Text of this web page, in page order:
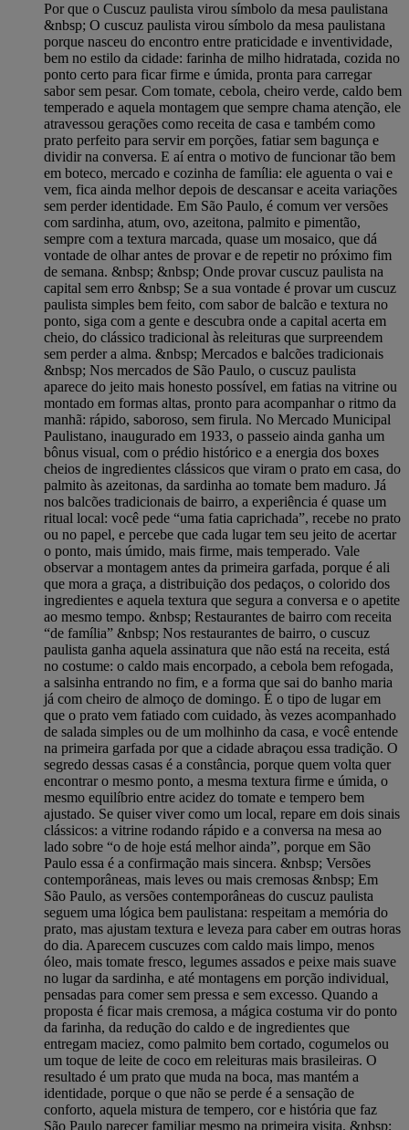
Por que o Cuscuz paulista virou símbolo da mesa paulistana
&nbsp; O cuscuz paulista virou símbolo da mesa paulistana
porque nasceu do encontro entre praticidade e inventividade,
bem no estilo da cidade: farinha de milho hidratada, cozida no
ponto certo para ficar firme e úmida, pronta para carregar
sabor sem pesar. Com tomate, cebola, cheiro verde, caldo bem
temperado e aquela montagem que sempre chama atenção, ele
atravessou gerações como receita de casa e também como
prato perfeito para servir em porções, fatiar sem bagunça e
dividir na conversa. E aí entra o motivo de funcionar tão bem
em boteco, mercado e cozinha de família: ele aguenta o vai e
vem, fica ainda melhor depois de descansar e aceita variações
sem perder identidade. Em São Paulo, é comum ver versões
com sardinha, atum, ovo, azeitona, palmito e pimentão,
sempre com a textura marcada, quase um mosaico, que dá
vontade de olhar antes de provar e de repetir no próximo fim
de semana. &nbsp; &nbsp; Onde provar cuscuz paulista na
capital sem erro &nbsp; Se a sua vontade é provar um cuscuz
paulista simples bem feito, com sabor de balcão e textura no
ponto, siga com a gente e descubra onde a capital acerta em
cheio, do clássico tradicional às releituras que surpreendem
sem perder a alma. &nbsp; Mercados e balcões tradicionais
&nbsp; Nos mercados de São Paulo, o cuscuz paulista
aparece do jeito mais honesto possível, em fatias na vitrine ou
montado em formas altas, pronto para acompanhar o ritmo da
manhã: rápido, saboroso, sem firula. No Mercado Municipal
Paulistano, inaugurado em 1933, o passeio ainda ganha um
bônus visual, com o prédio histórico e a energia dos boxes
cheios de ingredientes clássicos que viram o prato em casa, do
palmito às azeitonas, da sardinha ao tomate bem maduro. Já
nos balcões tradicionais de bairro, a experiência é quase um
ritual local: você pede “uma fatia caprichada”, recebe no prato
ou no papel, e percebe que cada lugar tem seu jeito de acertar
o ponto, mais úmido, mais firme, mais temperado. Vale
observar a montagem antes da primeira garfada, porque é ali
que mora a graça, a distribuição dos pedaços, o colorido dos
ingredientes e aquela textura que segura a conversa e o apetite
ao mesmo tempo. &nbsp; Restaurantes de bairro com receita
“de família” &nbsp; Nos restaurantes de bairro, o cuscuz
paulista ganha aquela assinatura que não está na receita, está
no costume: o caldo mais encorpado, a cebola bem refogada,
a salsinha entrando no fim, e a forma que sai do banho maria
já com cheiro de almoço de domingo. É o tipo de lugar em
que o prato vem fatiado com cuidado, às vezes acompanhado
de salada simples ou de um molhinho da casa, e você entende
na primeira garfada por que a cidade abraçou essa tradição. O
segredo dessas casas é a constância, porque quem volta quer
encontrar o mesmo ponto, a mesma textura firme e úmida, o
mesmo equilíbrio entre acidez do tomate e tempero bem
ajustado. Se quiser viver como um local, repare em dois sinais
clássicos: a vitrine rodando rápido e a conversa na mesa ao
lado sobre “o de hoje está melhor ainda”, porque em São
Paulo essa é a confirmação mais sincera. &nbsp; Versões
contemporâneas, mais leves ou mais cremosas &nbsp; Em
São Paulo, as versões contemporâneas do cuscuz paulista
seguem uma lógica bem paulistana: respeitam a memória do
prato, mas ajustam textura e leveza para caber em outras horas
do dia. Aparecem cuscuzes com caldo mais limpo, menos
óleo, mais tomate fresco, legumes assados e peixe mais suave
no lugar da sardinha, e até montagens em porção individual,
pensadas para comer sem pressa e sem excesso. Quando a
proposta é ficar mais cremosa, a mágica costuma vir do ponto
da farinha, da redução do caldo e de ingredientes que
entregam maciez, como palmito bem cortado, cogumelos ou
um toque de leite de coco em releituras mais brasileiras. O
resultado é um prato que muda na boca, mas mantém a
identidade, porque o que não se perde é a sensação de
conforto, aquela mistura de tempero, cor e história que faz
São Paulo parecer familiar mesmo na primeira visita. &nbsp;